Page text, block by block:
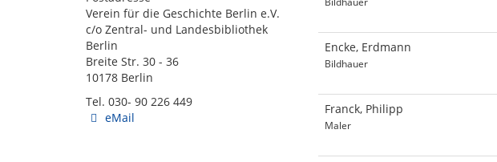
Verein für die Geschichte Berlin e.V.
c/o Zentral- und Landesbibliothek
Berlin
Breite Str. 30 - 36
10178 Berlin
Tel. 030- 90 226 449
eMail
Encke, Erdmann
Bildhauer
Franck, Philipp
Maler